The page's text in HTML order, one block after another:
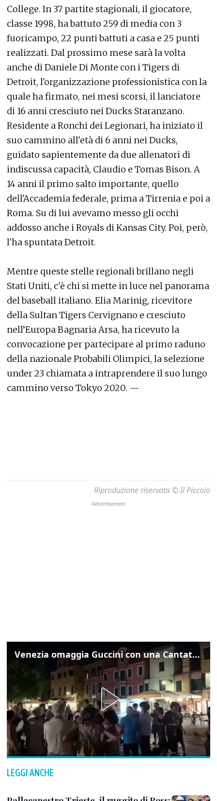
College. In 37 partite stagionali, il giocatore,
classe 1998, ha battuto 259 di media con 3
fuoricampo, 22 punti battuti a casa e 25 punti
realizzati. Dal prossimo mese sarà la volta
anche di Daniele Di Monte con i Tigers di
Detroit, l'organizzazione professionistica con la
quale ha firmato, nei mesi scorsi, il lanciatore
di 16 anni cresciuto nei Ducks Staranzano.
Residente a Ronchi dei Legionari, ha iniziato il
suo cammino all'età di 6 anni nei Ducks,
guidato sapientemente da due allenatori di
indiscussa capacità, Claudio e Tomas Bison. A
14 anni il primo salto importante, quello
dell'Accademia federale, prima a Tirrenia e poi a
Roma. Su di lui avevamo messo gli occhi
addosso anche i Royals di Kansas City. Poi, però,
l'ha spuntata Detroit.
Mentre queste stelle regionali brillano negli
Stati Uniti, c'è chi si mette in luce nel panorama
del baseball italiano. Elia Marinig, ricevitore
della Sultan Tigers Cervignano e cresciuto
nell’Europa Bagnaria Arsa, ha ricevuto la
convocazione per partecipare al primo raduno
della nazionale Probabili Olimpici, la selezione
under 23 chiamata a intraprendere il suo lungo
cammino verso Tokyo 2020. —
Riproduzione riservata © Il Piccolo
Venezia omaggia Guccini con una Cantata Anarchica in campo Santa Margherita
LEGGI ANCHE